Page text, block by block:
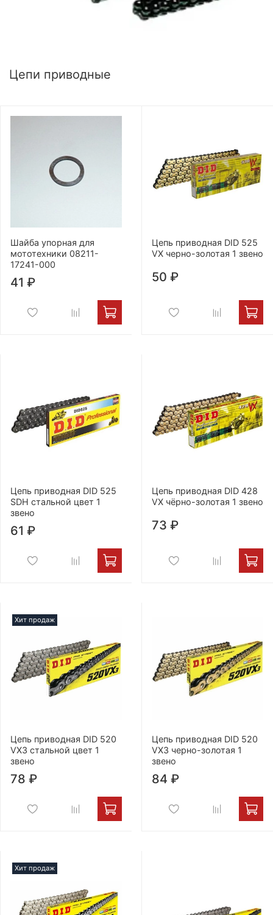
Цепи приводные
Шайба упорная для
мототехники 08211-
17241-000
41 ₽
Цепь приводная DID 525
VX черно-золотая 1 звено
50 ₽
Цепь приводная DID 525
SDH стальной цвет 1
звено
61 ₽
Цепь приводная DID 428
VX чёрно-золотая 1 звено
73 ₽
Хит продаж
Цепь приводная DID 520
VX3 стальной цвет 1
звено
78 ₽
Цепь приводная DID 520
VX3 черно-золотая 1
звено
84 ₽
Хит продаж